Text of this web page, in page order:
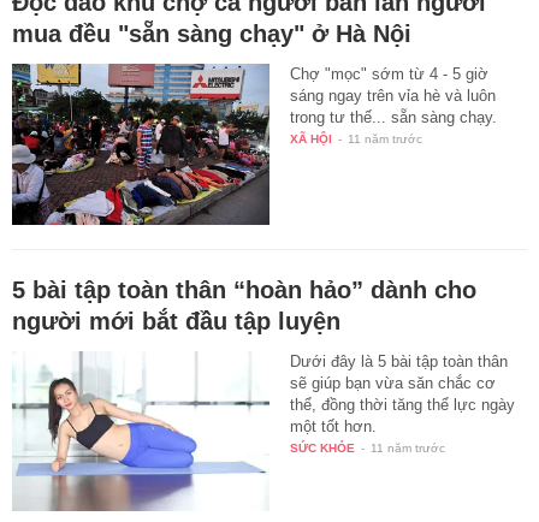
mua đều "sẵn sàng chạy" ở Hà Nội
Chợ "mọc" sớm từ 4 - 5 giờ
sáng ngay trên vỉa hè và luôn
trong tư thế... sẵn sàng chạy.
XÃ HỘI - 11 năm trước
5 bài tập toàn thân “hoàn hảo” dành cho
người mới bắt đầu tập luyện
Dưới đây là 5 bài tập toàn thân
sẽ giúp bạn vừa săn chắc cơ
thể, đồng thời tăng thể lực ngày
một tốt hơn.
SỨC KHỎE - 11 năm trước